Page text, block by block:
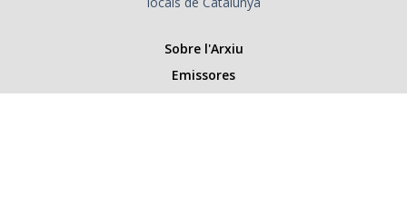
Sobre l'Arxiu
Emissores